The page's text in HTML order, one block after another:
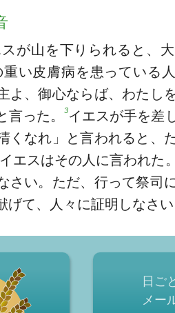
スが山を下りられると、
い皮膚病を患っている
よ、御心ならば、わたし
言った。
3イエスが手を差
くなれ」と言われると、
エスはその人に言われた
さい。ただ、行って祭司
げて、人々に証明しなさ
日ご
メー